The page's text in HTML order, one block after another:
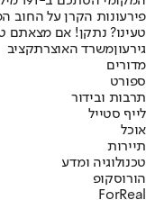
פירעונות הקרן על החוב
טעינו? נתקן! אם
גירעוןמשרד האוצרתקציב
מדורים
ספורט
תרבות ובידור
לייף סטייל
אוכל
תיירות
טכנולוגיה ומדע
הורוסקופ
ForReal